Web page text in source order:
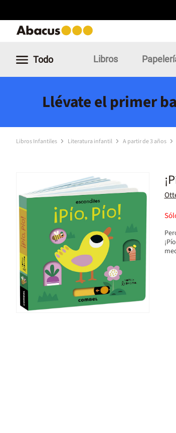
Todo Libros
Llévate el primer
Libros Infantiles Literatura infantil A partir de 3 años